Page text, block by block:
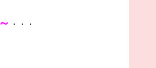
・・・